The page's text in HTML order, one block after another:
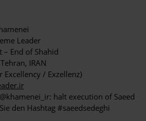
Leader
– End of Shahid
IRAN
/ Exzellenz)
halt execution of Saeed
den Hashtag #saeedsedeghi